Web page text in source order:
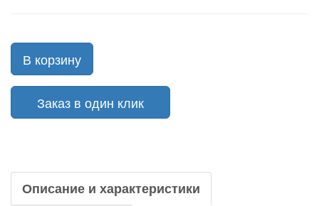
В корзину
Заказ в один клик
Описание и характеристики